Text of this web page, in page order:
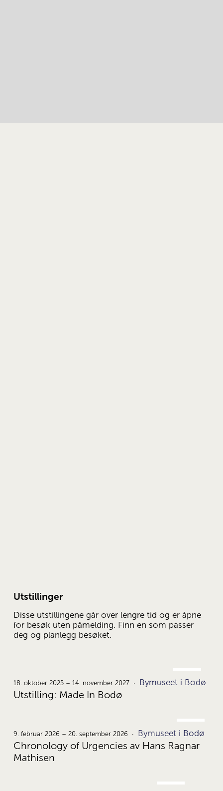
Utstillinger
Disse utstillingene går over lengre tid og er åpne
for besøk uten påmelding. Finn en som passer
deg og planlegg besøket.
18.
18. oktober 2025 – 14. november 2027 Bymuseet i Bodø
Utstilling: Made In Bodø
9.
9. februar 2026 – 20. september 2026 Bymuseet i Bodø
Chronology of Urgencies av Hans Ragnar
Mathisen